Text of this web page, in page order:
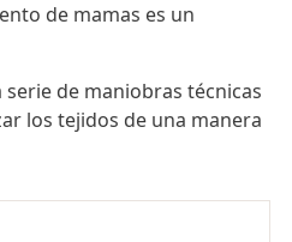
de mamas es un
serie de maniobras técnicas
los tejidos de una manera